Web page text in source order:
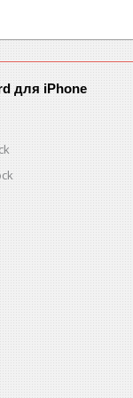
для iPhone